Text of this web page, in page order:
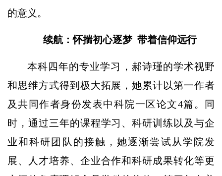
的意义。
续航：怀揣初心逐梦 带着信仰远行
本科四年的专业学习，郝诗瑾的学术视野
和思维方式得到极大拓展，她累计以第一作者
及共同作者身份发表中科院一区论文4篇。同
时，通过三年的课程学习、科研训练以及与企
业和科研团队的接触，她逐渐尝试从学院发
展、人才培养、企业合作和科研成果转化等更